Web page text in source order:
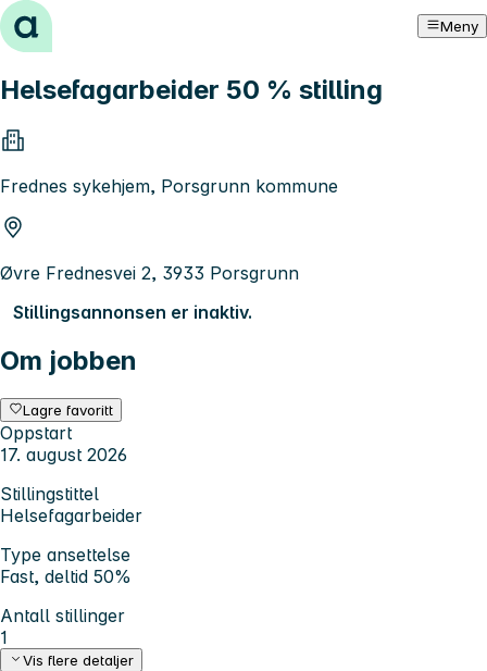
Hopp til innhold Meny
Helsefagarbeider 50 % stilling
Frednes sykehjem, Porsgrunn kommune
Øvre Frednesvei 2, 3933 Porsgrunn
Stillingsannonsen er inaktiv.
Om jobben
Lagre favoritt
Oppstart
17. august 2026
Stillingstittel
Helsefagarbeider
Type ansettelse
Fast, deltid 50%
Antall stillinger
1
Vis flere detaljer